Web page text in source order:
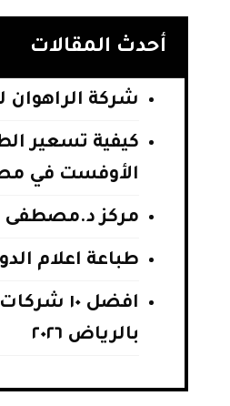
أحدث المقالات
شركة الراهوان
كيفية تسعير
الأوفست في
مركز
طباعة اعلام
افضل ١٠
بالرياض ٢٠٢٦